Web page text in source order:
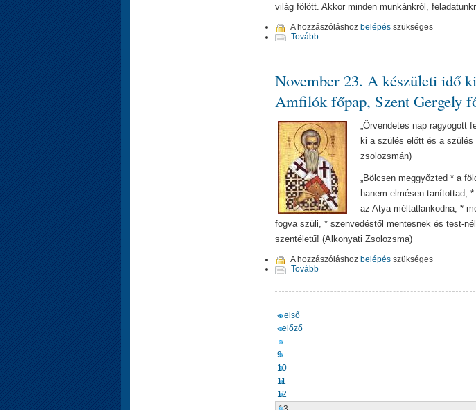
világ fölött. Akkor minden munkánkról,
A hozzászóláshoz belépés szükséges
Tovább
November 23. A készületi idő
Amfilók főpap, Szent Gergely
„Örvendetes nap ragyogott
ki a szülés előtt és a
zsolozsmán)
„Bölcsen meggyőzted * a
hanem elmésen tanítottad,
az Atya méltatlankodna, *
fogva szüli, * szenvedéstől mentesnek és test-
szentéletű! (Alkonyati Zsolozsma)
A hozzászóláshoz belépés szükséges
Tovább
« első
‹ előző
…
9
10
11
12